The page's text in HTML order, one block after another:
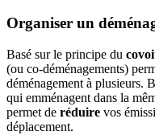
Organiser un
Basé sur le principe du
(ou co-déménagements)
déménagement à plusieurs.
qui emménagent dans la
permet de réduire vos
déplacement.